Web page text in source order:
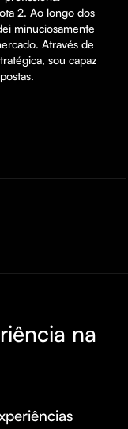
2. Ao longo dos
minuciosamente
Através de
sou capaz
na